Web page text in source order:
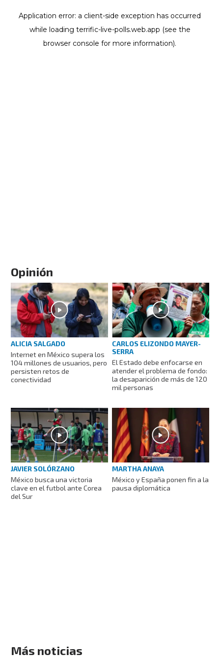
Opinión
ALICIA SALGADO
Internet en México supera los
104 millones de usuarios, pero
persisten retos de
conectividad
CARLOS ELIZONDO MAYER-
SERRA
El Estado debe enfocarse en
atender el problema de fondo:
la desaparición de más de 120
mil personas
JAVIER SOLÓRZANO
México busca una victoria
clave en el futbol ante Corea
del Sur
MARTHA ANAYA
México y España ponen fin a la
pausa diplomática
Más noticias